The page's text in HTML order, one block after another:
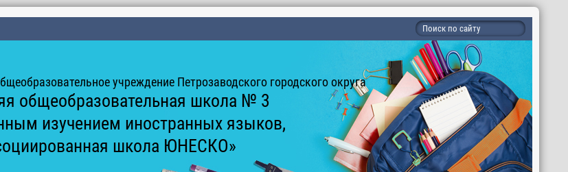
учреждение Петрозаводского городского округа
общеобразовательная школа № 3
изучением иностранных языков,
школа ЮНЕСКО»